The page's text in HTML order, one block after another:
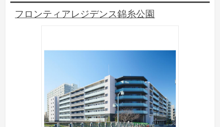
フロンティアレジデンス錦糸公園